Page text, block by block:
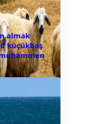
almak
küçükbaş